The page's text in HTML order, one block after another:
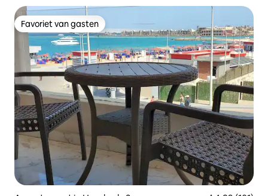
Favoriet van gasten
Favoriet van gasten